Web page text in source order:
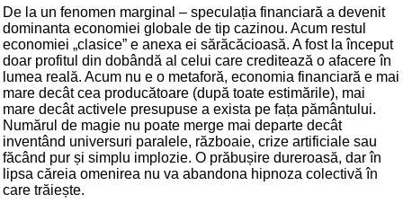
De la un fenomen marginal – speculația financiară a devenit
dominanta economiei globale de tip cazinou. Acum restul
economiei „clasice” e anexa ei sărăcăcioasă. A fost la început
doar profitul din dobândă al celui care creditează o afacere în
lumea reală. Acum nu e o metaforă, economia financiară e mai
mare decât cea producătoare (după toate estimările), mai
mare decât activele presupuse a exista pe fața pământului.
Numărul de magie nu poate merge mai departe decât
inventând universuri paralele, războaie, crize artificiale sau
făcând pur și simplu implozie. O prăbușire dureroasă, dar în
lipsa căreia omenirea nu va abandona hipnoza colectivă în
care trăiește.